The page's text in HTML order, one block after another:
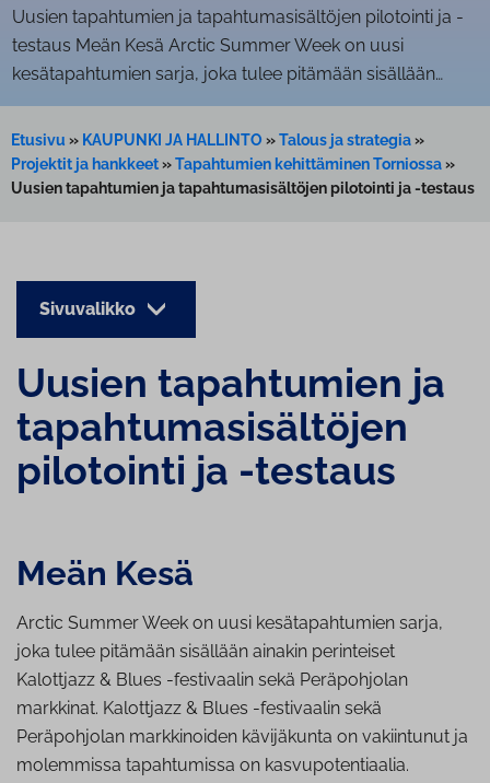
Uusien tapahtumien ja ta­pah­tu­ma­si­säl­tö­jen pilotointi ja -
testaus Meän Kesä Arctic Summer Week on uusi
kesätapahtumien sarja, joka tulee pitämään sisällään…
Etusivu » KAUPUNKI JA HALLINTO »Talous ja strategia»
Projektit ja hankkeet»Tapahtumien kehittäminen Torniossa»
Uusien tapahtumien ja tapahtumasisältöjen pilotointi ja -testaus
Sivuvalikko
Uusien tapahtumien ja
ta­pah­tu­ma­si­säl­tö­jen
pilotointi ja -testaus
Meän Kesä
Arctic Summer Week on uusi kesätapahtumien sarja,
joka tulee pitämään sisällään ainakin perinteiset
Kalottjazz & Blues -festivaalin sekä Peräpohjolan
markkinat. Kalottjazz & Blues -festivaalin sekä
Peräpohjolan markkinoiden kävijäkunta on vakiintunut ja
molemmissa tapahtumissa on kasvupotentiaalia.